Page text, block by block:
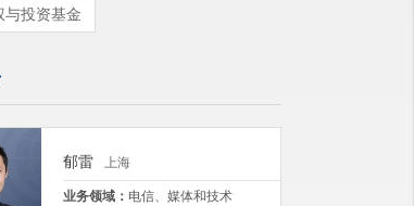
与投资基金
郁雷 上海
业务领域： 电信、媒体和技术